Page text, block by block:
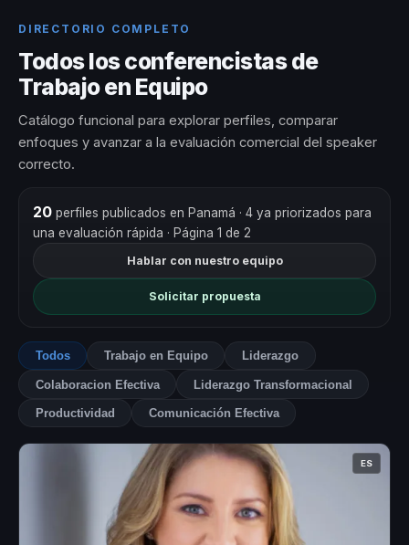
DIRECTORIO COMPLETO
Todos los conferencistas de
Trabajo en Equipo
Catálogo funcional para explorar perfiles, comparar
enfoques y avanzar a la evaluación comercial del speaker
correcto.
20perfiles publicados en Panamá · 4 ya priorizados para
una evaluación rápida · Página 1 de 2
Hablar con nuestro equipo
Solicitar propuesta
Todos Trabajo en Equipo Liderazgo
Colaboracion Efectiva Liderazgo Transformacional
Productividad Comunicación Efectiva
ES